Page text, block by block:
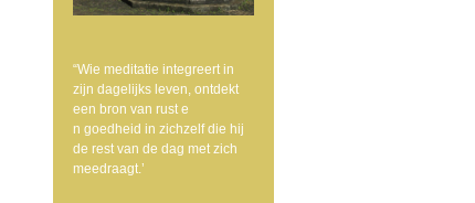
“Wie meditatie integreert in
zijn dagelijks leven, ontdekt
een bron van rust e
n goedheid in zichzelf die hij
de rest van de dag met zich
meedraagt.’